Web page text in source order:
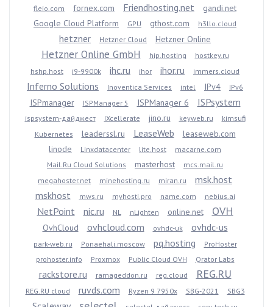
fleio.com fornex.com Friendhosting.net
gandi.net
Google Cloud Platform
GPU gthost.com h3llo.cloud
hetzner Hetzner Cloud Hetzner Online
Hetzner Online GmbH hip.hosting
hostkey.ru
hshp.host
i9-9900k ihc.ru ihor ihor.ru immers.cloud
Inferno Solutions Inoventica Services intel IPv4 IPv6
ISPmanager ISPManager 5 ISPManager 6 ISPsystem
ispsystem-дайджест IXcellerate jino.ru keyweb.ru
kimsufi
Kubernetes
leaderssl.ru LeaseWeb
leaseweb.com
linode
Linxdatacenter lite.host
macarne.com
Mail.Ru Cloud Solutions
masterhost
mcs.mail.ru
megahoster.net
minehosting.ru miran.ru
msk.host
mskhost
mws.ru myhosti.pro name.com nebius.ai
NetPoint nic.ru NL nLighten online.net OVH
OvhCloud ovhcloud.com ovhdc-uk ovhdc-us
park-web.ru Ponaehali.moscow pq.hosting
ProHoster
prohoster.info
Proxmox Public Cloud OVH Qrator Labs
rackstore.ru ramageddon.ru reg.cloud REG.RU
REG.RU cloud ruvds.com Ryzen 9 7950x SBG-2021 SBG3